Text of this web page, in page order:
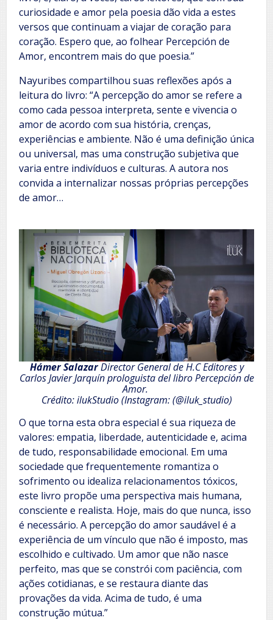
curiosidade e amor pela poesia dão vida a estes
versos que continuam a viajar de coração para
coração. Espero que, ao folhear Percepción de
Amor, encontrem mais do que poesia.”
Nayuribes compartilhou suas reflexões após a
leitura do livro: “A percepção do amor se refere a
como cada pessoa interpreta, sente e vivencia o
amor de acordo com sua história, crenças,
experiências e ambiente. Não é uma definição única
ou universal, mas uma construção subjetiva que
varia entre indivíduos e culturas. A autora nos
convida a internalizar nossas próprias percepções
de amor…
Hámer SalazarDirector General de H.C Editores y
Carlos Javier Jarquín prologuista del libro Percepción de
Amor.
Crédito: ilukStudio (Instagram: (@iluk_studio)
O que torna esta obra especial é sua riqueza de
valores: empatia, liberdade, autenticidade e, acima
de tudo, responsabilidade emocional. Em uma
sociedade que frequentemente romantiza o
sofrimento ou idealiza relacionamentos tóxicos,
este livro propõe uma perspectiva mais humana,
consciente e realista. Hoje, mais do que nunca, isso
é necessário. A percepção do amor saudável é a
experiência de um vínculo que não é imposto, mas
escolhido e cultivado. Um amor que não nasce
perfeito, mas que se constrói com paciência, com
ações cotidianas, e se restaura diante das
provações da vida. Acima de tudo, é uma
construção mútua.”